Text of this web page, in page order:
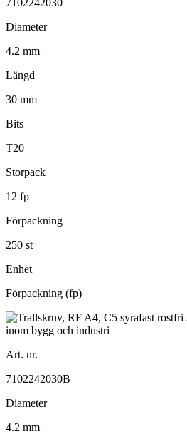
Diameter
4.2 mm
Längd
30 mm
Bits
T20
Storpack
12 fp
Förpackning
250 st
Enhet
Förpackning (fp)
Art. nr.
7102242030B
Diameter
4.2 mm